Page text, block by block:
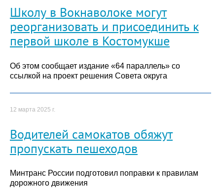
Школу в Вокнаволоке могут
реорганизовать и присоединить к
первой школе в Костомукше
Об этом сообщает издание «64 параллель» со
ссылкой на проект решения Совета округа
12 марта 2025 г.
Водителей самокатов обяжут
пропускать пешеходов
Минтранс России подготовил поправки к правилам
дорожного движения